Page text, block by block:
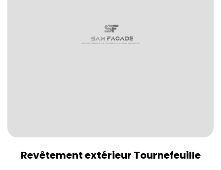
Revêtement extérieur Tournefeuille